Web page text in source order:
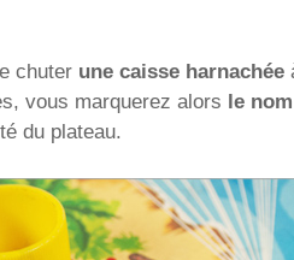
chuter une caisse harnachée
vous marquerez alors le
du plateau.